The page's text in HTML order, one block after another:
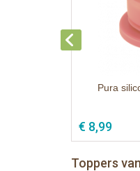
Pura
€ 8,99
Toppers